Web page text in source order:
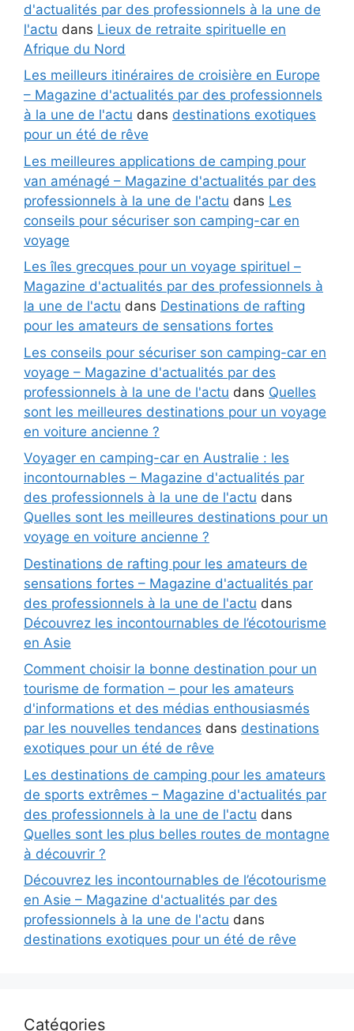
d'actualités par des professionnels à la une de
l'actu dans Lieux de retraite spirituelle en
Afrique du Nord
Les meilleurs itinéraires de croisière en Europe
– Magazine d'actualités par des professionnels
à la une de l'actu dans destinations exotiques
pour un été de rêve
Les meilleures applications de camping pour
van aménagé – Magazine d'actualités par des
professionnels à la une de l'actu dans Les
conseils pour sécuriser son camping-car en
voyage
Les îles grecques pour un voyage spirituel –
Magazine d'actualités par des professionnels à
la une de l'actu dans Destinations de rafting
pour les amateurs de sensations fortes
Les conseils pour sécuriser son camping-car en
voyage – Magazine d'actualités par des
professionnels à la une de l'actu dans Quelles
sont les meilleures destinations pour un voyage
en voiture ancienne ?
Voyager en camping-car en Australie : les
incontournables – Magazine d'actualités par
des professionnels à la une de l'actu dans
Quelles sont les meilleures destinations pour un
voyage en voiture ancienne ?
Destinations de rafting pour les amateurs de
sensations fortes – Magazine d'actualités par
des professionnels à la une de l'actu dans
Découvrez les incontournables de l’écotourisme
en Asie
Comment choisir la bonne destination pour un
tourisme de formation – pour les amateurs
d'informations et des médias enthousiasmés
par les nouvelles tendances dans destinations
exotiques pour un été de rêve
Les destinations de camping pour les amateurs
de sports extrêmes – Magazine d'actualités par
des professionnels à la une de l'actu dans
Quelles sont les plus belles routes de montagne
à découvrir ?
Découvrez les incontournables de l’écotourisme
en Asie – Magazine d'actualités par des
professionnels à la une de l'actu dans
destinations exotiques pour un été de rêve
Catégories